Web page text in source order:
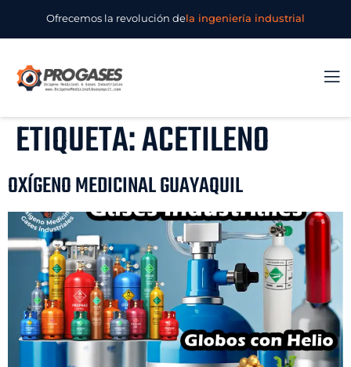
Ofrecemos la revolución dela ingeniería industrial
ETIQUETA:ACETILENO
OXÍGENO MEDICINAL GUAYAQUIL